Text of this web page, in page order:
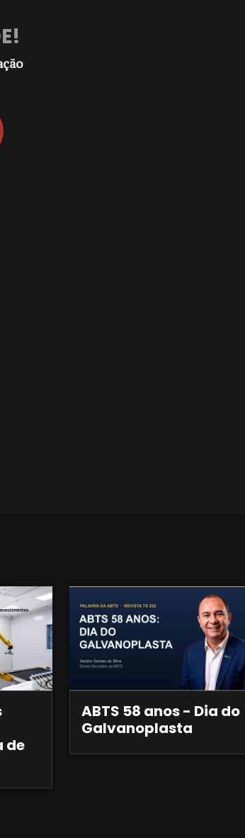
de
ABTS 58 anos - Dia do
Galvanoplasta